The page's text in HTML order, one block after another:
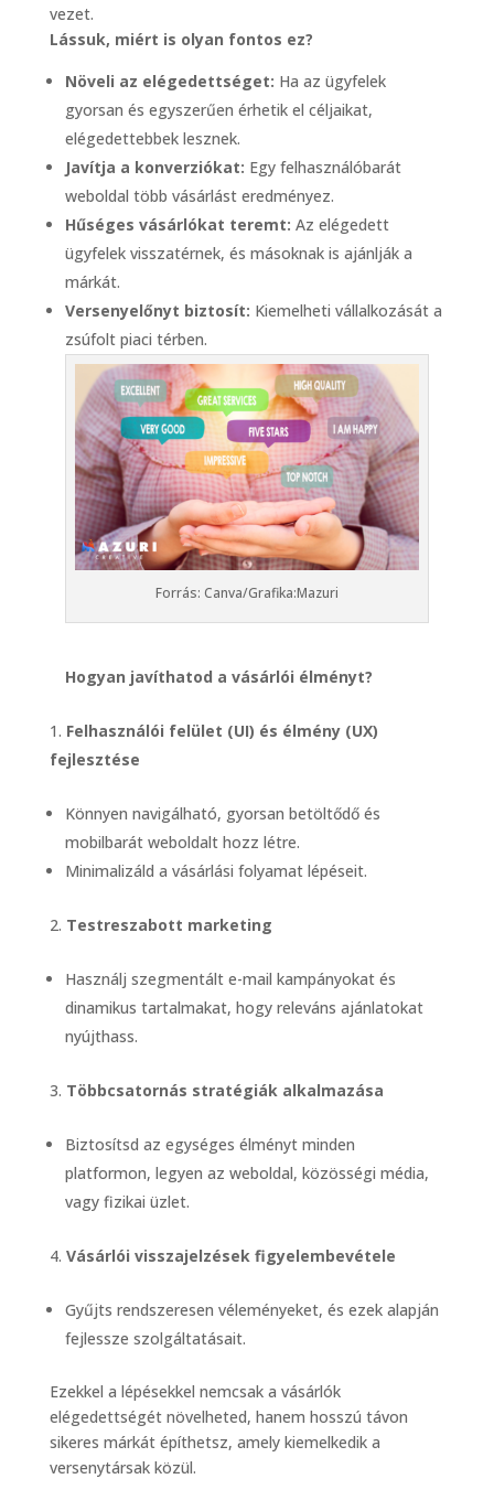
vezet.
Lássuk, miért is olyan fontos ez?
Növeli az elégedettséget: Ha az ügyfelek
gyorsan és egyszerűen érhetik el céljaikat,
elégedettebbek lesznek.
Javítja a konverziókat: Egy felhasználóbarát
weboldal több vásárlást eredményez.
Hűséges vásárlókat teremt: Az elégedett
ügyfelek visszatérnek, és másoknak is ajánlják a
márkát.
Versenyelőnyt biztosít: Kiemelheti vállalkozását a
zsúfolt piaci térben.
Forrás: Canva/Grafika:Mazuri
Hogyan javíthatod a vásárlói élményt?
Felhasználói felület (UI) és élmény (UX)
fejlesztése
Könnyen navigálható, gyorsan betöltődő és
mobilbarát weboldalt hozz létre.
Minimalizáld a vásárlási folyamat lépéseit.
Testreszabott marketing
Használj szegmentált e-mail kampányokat és
dinamikus tartalmakat, hogy releváns ajánlatokat
nyújthass.
Többcsatornás stratégiák alkalmazása
Biztosítsd az egységes élményt minden
platformon, legyen az weboldal, közösségi média,
vagy fizikai üzlet.
Vásárlói visszajelzések figyelembevétele
Gyűjts rendszeresen véleményeket, és ezek alapján
fejlessze szolgáltatásait.
Ezekkel a lépésekkel nemcsak a vásárlók
elégedettségét növelheted, hanem hosszú távon
sikeres márkát építhetsz, amely kiemelkedik a
versenytársak közül.